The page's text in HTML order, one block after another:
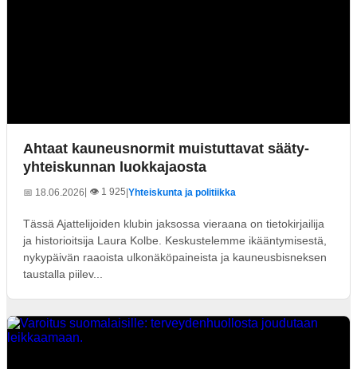
Ahtaat kauneusnormit muistuttavat sääty-
yhteiskunnan luokkajaosta
📅 18.06.2026| 👁️ 1 925 Yhteiskunta ja politiikka
Tässä Ajattelijoiden klubin jaksossa vieraana on tietokirjailija
ja historioitsija Laura Kolbe. Keskustelemme ikääntymisestä,
nykypäivän raaoista ulkonäköpaineista ja kauneusbisneksen
taustalla piilev...